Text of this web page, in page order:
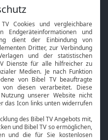
Mobile App
Smart TV
HbbTV
Bibelthek Online-Bibel
Nächster Gottesdienst
Service
Kontakt
TV-Empfang